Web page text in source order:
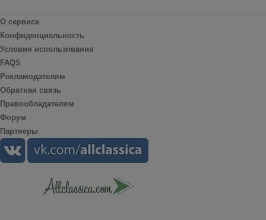
О сервисе
Конфиденциальность
Условия использования
FAQS
Рекламодателям
Обратная связь
Правообладателям
Форум
Партнеры